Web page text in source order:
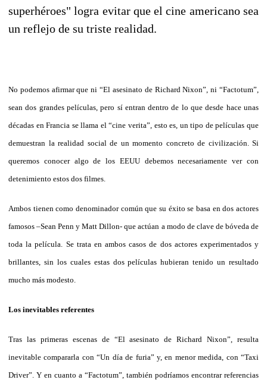
superhéroes" logra evitar que el cine americano sea
un reflejo de su triste realidad.
No podemos afirmar que ni “El asesinato de Richard Nixon”, ni “Factotum”,
sean dos grandes películas, pero sí entran dentro de lo que desde hace unas
décadas en Francia se llama el “cine verita”, esto es, un tipo de películas que
demuestran la realidad social de un momento concreto de civilización. Si
queremos conocer algo de los EEUU debemos necesariamente ver con
detenimiento estos dos filmes.
Ambos tienen como denominador común que su éxito se basa en dos actores
famosos –Sean Penn y Matt Dillon- que actúan a modo de clave de bóveda de
toda la película. Se trata en ambos casos de dos actores experimentados y
brillantes, sin los cuales estas dos películas hubieran tenido un resultado
mucho más modesto.
Los inevitables referentes
Tras las primeras escenas de “El asesinato de Richard Nixon”, resulta
inevitable compararla con “Un día de furia” y, en menor medida, con “Taxi
Driver”. Y en cuanto a “Factotum”, también podríamos encontrar referencias